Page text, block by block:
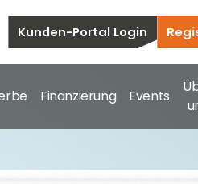
Kunden-Portal Login
Finanzierung Events